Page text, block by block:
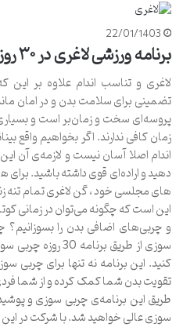
22/01/1403
برنامه ورزشی لاغری در ۳۰ روز
لاغری و تناسب اندام علاوه بر این
تضمینی برای سلامت بدن و در امان
پروسه‌ای سخت و زمان‌بر است و بسیاری
زمان کافی ندارند. اگر بخواهیم واقع
اندام اصلا آسان نیست و لازمه‌ی آن
دهید و اراده‌ای قوی داشته باشید.
های مجلسی خود ، گن لاغری تمام تنه
این است که چگونه می‌توان در زمانی
سوزی از طریق
کنید. این برنامه نه تنها برای چربی
تقویت بدن شما کمک کرده و از شما
طریق این برنامه‌ی چربی سوزی و
سوزی عالی خواهید شد. با شرکت در